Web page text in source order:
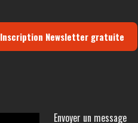
Inscription Newsletter gratuite
Envoyer un message